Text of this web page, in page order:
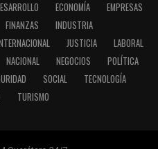
ECONOMÍA
EMPRESAS
FINANZAS
INDUSTRIA
JUSTICIA
LABORAL
NACIONAL NEGOCIOS
POLÍTICA
SOCIAL
TECNOLOGÍA
TURISMO